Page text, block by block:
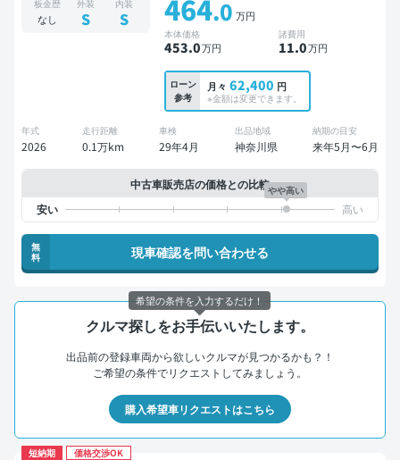
板金歴
なし
外装
S
内装
S 464.0 万円
本体価格
453.0万円
諸費用
11.0万円
ローン
参考
月々 62,400 円
※金額は変更できます。
年式
2026
走行距離
0.1万km
車検
29年4月
出品地域
神奈川県
納期の目安
来年5月〜6月
中古車販売店の価格との比較やや高い
無
料
現車確認を問い合わせる
クルマ探しをお手伝いいたします。
出品前の登録車両から欲しいクルマが見つかるかも？！
ご希望の条件でリクエストしてみましょう。
購入希望車リクエストはこちら
短納期 価格交渉OK
希望の条件を入力するだけ！